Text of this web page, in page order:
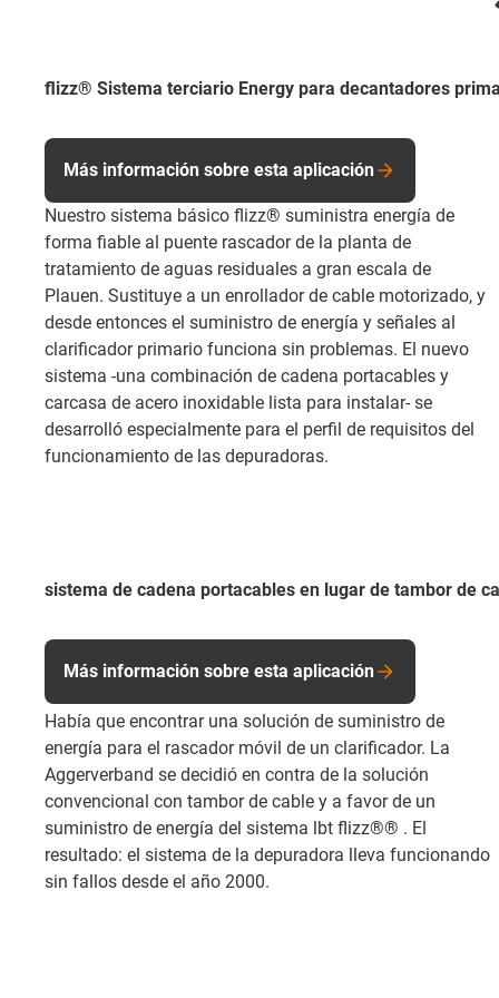
flizz® Sistema terciario Energy para decantadores
Nuestro sistema básico flizz® suministra energía de
forma fiable al puente rascador de la planta de
tratamiento de aguas residuales a gran escala de
Plauen. Sustituye a un enrollador de cable motorizado, y
desde entonces el suministro de energía y señales al
clarificador primario funciona sin problemas. El nuevo
sistema -una combinación de cadena portacables y
carcasa de acero inoxidable lista para instalar- se
desarrolló especialmente para el perfil de requisitos del
funcionamiento de las depuradoras.
Más información sobre esta aplicación
sistema de cadena portacables en lugar de tambor de
Había que encontrar una solución de suministro de
energía para el rascador móvil de un clarificador. La
Aggerverband se decidió en contra de la solución
convencional con tambor de cable y a favor de un
suministro de energía del sistema lbt flizz®® . El
resultado: el sistema de la depuradora lleva funcionando
sin fallos desde el año 2000.
Más información sobre esta aplicación